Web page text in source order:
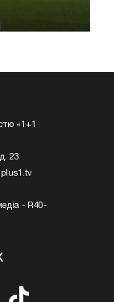
«1+1
23
- R40-